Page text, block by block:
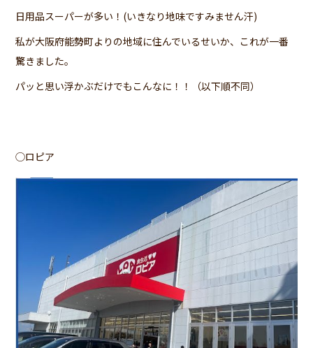
日用品スーパーが多い！(いきなり地味ですみません汗)
私が大阪府能勢町よりの地域に住んでいるせいか、これが一番
驚きました。
パッと思い浮かぶだけでもこんなに！！（以下順不同）
◯ロピア